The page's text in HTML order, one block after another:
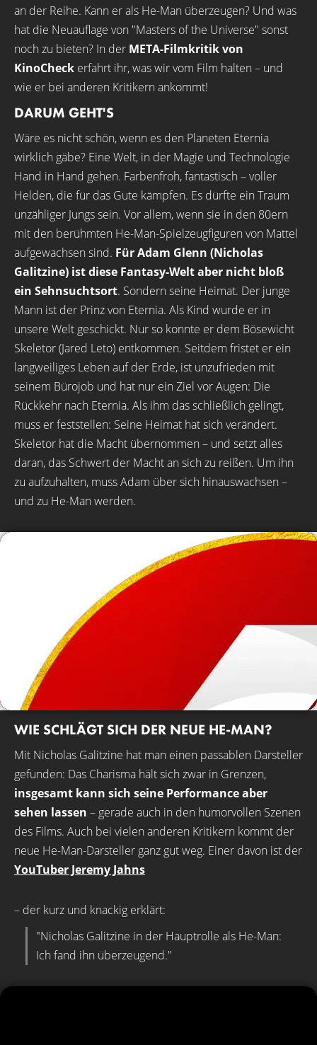
an der Reihe. Kann er als He-Man überzeugen? Und was
hat die Neuauflage von "Masters of the Universe" sonst
noch zu bieten? In der META-Filmkritik von
KinoCheck erfahrt ihr, was wir vom Film halten – und
wie er bei anderen Kritikern ankommt!
DARUM GEHT'S
Wäre es nicht schön, wenn es den Planeten Eternia
wirklich gäbe? Eine Welt, in der Magie und Technologie
Hand in Hand gehen. Farbenfroh, fantastisch – voller
Helden, die für das Gute kämpfen. Es dürfte ein Traum
unzähliger Jungs sein. Vor allem, wenn sie in den 80ern
mit den berühmten He-Man-Spielzeugfiguren von Mattel
aufgewachsen sind. Für Adam Glenn (Nicholas
Galitzine) ist diese Fantasy-Welt aber nicht bloß
ein Sehnsuchtsort. Sondern seine Heimat. Der junge
Mann ist der Prinz von Eternia. Als Kind wurde er in
unsere Welt geschickt. Nur so konnte er dem Bösewicht
Skeletor (Jared Leto) entkommen. Seitdem fristet er ein
langweiliges Leben auf der Erde, ist unzufrieden mit
seinem Bürojob und hat nur ein Ziel vor Augen: Die
Rückkehr nach Eternia. Als ihm das schließlich gelingt,
muss er feststellen: Seine Heimat hat sich verändert.
Skeletor hat die Macht übernommen – und setzt alles
daran, das Schwert der Macht an sich zu reißen. Um ihn
zu aufzuhalten, muss Adam über sich hinauswachsen –
und zu He-Man werden.
WIE SCHLÄGT SICH DER NEUE HE-MAN?
Mit Nicholas Galitzine hat man einen passablen Darsteller
gefunden: Das Charisma hält sich zwar in Grenzen,
insgesamt kann sich seine Performance aber
sehen lassen – gerade auch in den humorvollen Szenen
des Films. Auch bei vielen anderen Kritikern kommt der
neue He-Man-Darsteller ganz gut weg. Einer davon ist der
YouTuber Jeremy Jahns
– der kurz und knackig erklärt:
"Nicholas Galitzine in der Hauptrolle als He-Man:
Ich fand ihn überzeugend."